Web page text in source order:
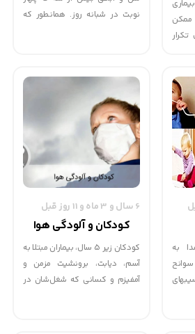
ممکن
تکرار
سرفه ، بیماری معمولا ظرف 2 تا 3
نوبت در شبانه روز. همان‏طور که
مدفوع داشته باشند که اسهال
تلقی نمی‏شود و نیاز به درمان ندارد.
گاه دیده می‏شود یک شیرخوار سالم
به دنبال هر بار مصرف شیر مادر
دفع مدفوع دارد که والدین بعضا
به غلط و خودسرانه شروع به مصرف
داروهای مختلف می‏کنند که ممکن
است عوارض خطرناکی در پی
داشته باشد.
به
6 سال و 3 ماه و 11 روز قبل
کودکان و آلودگی هوا
کودکان زیر 5 سال، بیماران مبتلا به
آسم، دیابت، برونشیت مزمن و
آمفیزم و کسانی که شغل‌شان در